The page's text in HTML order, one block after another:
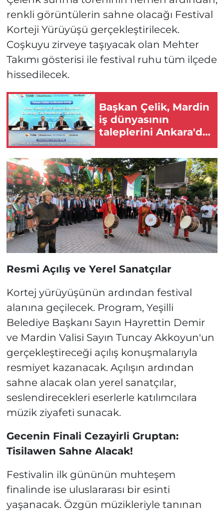
renkli görüntülerin sahne olacağı Festival
Korteji Yürüyüşü gerçekleştirilecek.
Coşkuyu zirveye taşıyacak olan Mehter
Takımı gösterisi ile festival ruhu tüm ilçede
hissedilecek.
Başkan Çelik, Mardin
iş dünyasının
taleplerini Ankara'da
Resmi Açılış ve Yerel Sanatçılar
Kortej yürüyüşünün ardından festival
alanına geçilecek. Program, Yeşilli
Belediye Başkanı Sayın Hayrettin Demir
ve Mardin Valisi Sayın Tuncay Akkoyun'un
gerçekleştireceği açılış konuşmalarıyla
resmiyet kazanacak. Açılışın ardından
sahne alacak olan yerel sanatçılar,
seslendirecekleri eserlerle katılımcılara
müzik ziyafeti sunacak.
Gecenin Finali Cezayirli Gruptan:
Tisilawen Sahne Alacak!
Festivalin ilk gününün muhteşem
finalinde ise uluslararası bir esinti
yaşanacak. Özgün müzikleriyle tanınan